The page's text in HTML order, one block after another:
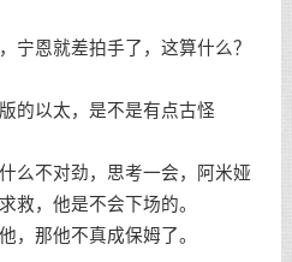
宁恩就差拍手了，这算什么？
的以太，是不是有点古怪
么不对劲，思考一会，阿米娅
救，他是不会下场的。
，那他不真成保姆了。